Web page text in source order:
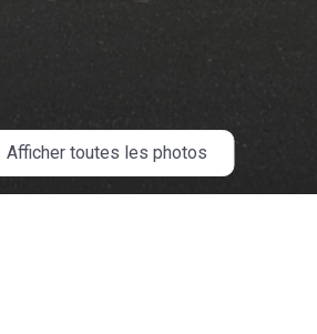
Afficher toutes les photos